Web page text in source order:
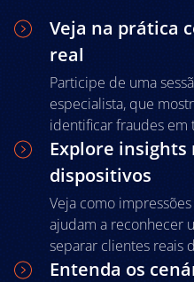
Veja na prática
real
Participe de uma
especialista, que
identificar fraudes em
Explore insights
dispositivos
Veja como
ajudam a reconhecer
separar clientes reais
Entenda os